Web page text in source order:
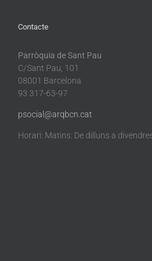
Contacte
Parròquia de Sant Pau
C/Sant Pau, 101
08001 Barcelona
93 317-63-97
psocial@arqbcn.cat
Horari: Matins: De dilluns a